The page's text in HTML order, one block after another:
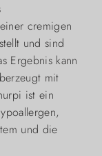
cremigen
und sind
Ergebnis kann
mit
ist ein
und die